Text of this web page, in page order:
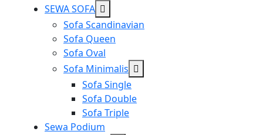
SEWA SOFA Show
sub
menu
Sofa Scandinavian
Sofa Queen
Sofa Oval
Sofa Minimalis Show
menu
Sofa Single
Sofa Double
Sofa Triple
Sewa Podium